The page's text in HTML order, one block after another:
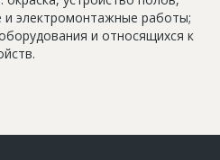
и электромонтажные работы;
и относящихся к